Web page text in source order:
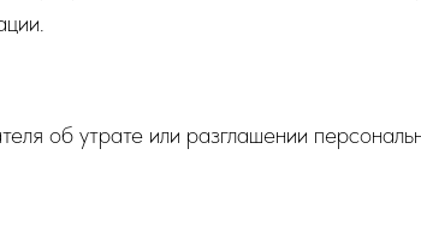
об утрате или разглашении